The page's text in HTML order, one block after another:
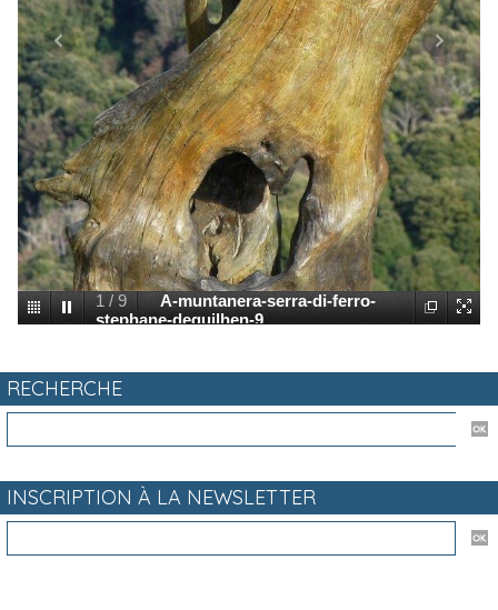
1 /9
A-muntanera-serra-di-ferro-
stephane-deguilhen-9
RECHERCHE
INSCRIPTION À LA NEWSLETTER